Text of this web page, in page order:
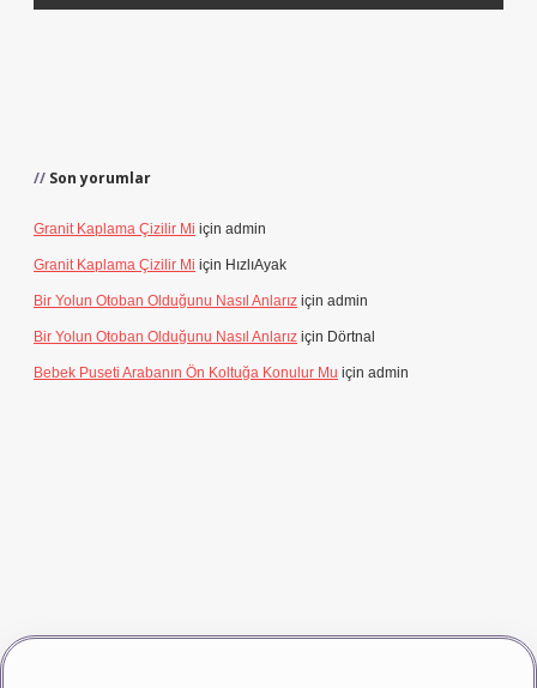
Son yorumlar
Granit Kaplama Çizilir Mi için admin
Granit Kaplama Çizilir Mi için HızlıAyak
Bir Yolun Otoban Olduğunu Nasıl Anlarız için admin
Bir Yolun Otoban Olduğunu Nasıl Anlarız için Dörtnal
Bebek Puseti Arabanın Ön Koltuğa Konulur Mu için admin
girişbetexper